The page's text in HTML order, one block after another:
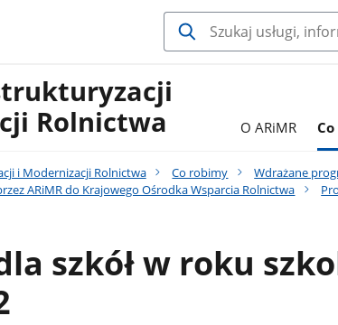
Rolnictwa
O ARiMR
i Modernizacji Rolnictwa Co robimy Wdrażane
ARiMR do Krajowego Ośrodka Wsparcia Rolnictwa
szkół w roku